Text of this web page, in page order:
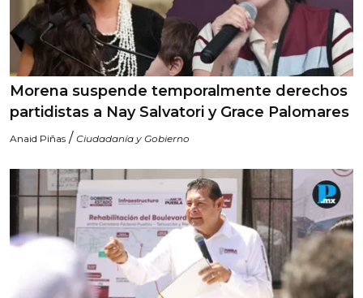
Morena suspende temporalmente derechos
partidistas a Nay Salvatori y Grace Palomares
Anaid Piñas / Ciudadanía y Gobierno